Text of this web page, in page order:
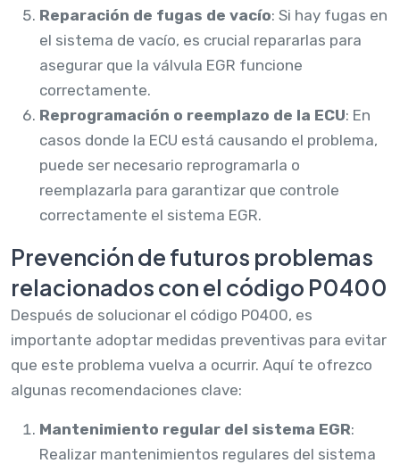
Reparación de fugas de vacío: Si hay fugas en
el sistema de vacío, es crucial repararlas para
asegurar que la válvula EGR funcione
correctamente.
Reprogramación o reemplazo de la ECU: En
casos donde la ECU está causando el problema,
puede ser necesario reprogramarla o
reemplazarla para garantizar que controle
correctamente el sistema EGR.
Prevención de futuros problemas
relacionados con el código P0400
Después de solucionar el código P0400, es
importante adoptar medidas preventivas para evitar
que este problema vuelva a ocurrir. Aquí te ofrezco
algunas recomendaciones clave:
Mantenimiento regular del sistema EGR:
Realizar mantenimientos regulares del sistema